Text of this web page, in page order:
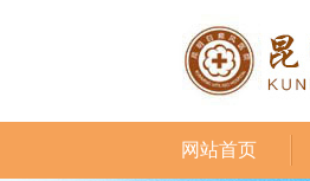
网站首页